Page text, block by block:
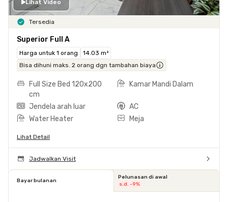
Lihat Video
Tersedia
Superior Full A
Harga untuk 1 orang
14.03 m²
Bisa dihuni maks. 2 orang dgn tambahan biaya
Full Size Bed 120x200
cm
Kamar Mandi Dalam
Jendela arah luar
AC
Water Heater
Meja
Lihat Detail
Jadwalkan Visit
Bayar bulanan
Pelunasan di awal
s.d. -9%